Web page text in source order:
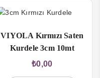
VIYOLA Kırmızı Saten
Kurdele 3cm 10mt
₺0,00